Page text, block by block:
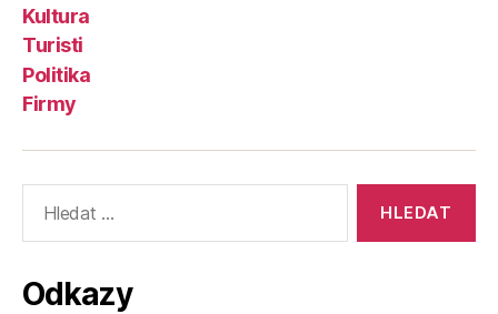
Kultura
Turisti
Politika
Firmy
vyhledávání:
Odkazy